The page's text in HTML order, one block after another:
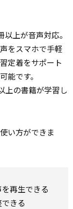
上が音声対応。
をスマホで手軽
定着をサポート
能です。
上の書籍が学習し
い方ができま
再生できる
きる